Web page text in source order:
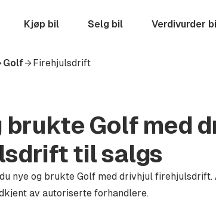
Kjøp bil Selg bil Verdivurder
Golf Firehjulsdrift
brukte Golf med
til salgs
nye og brukte Golf med drivhjul
av autoriserte forhandlere.